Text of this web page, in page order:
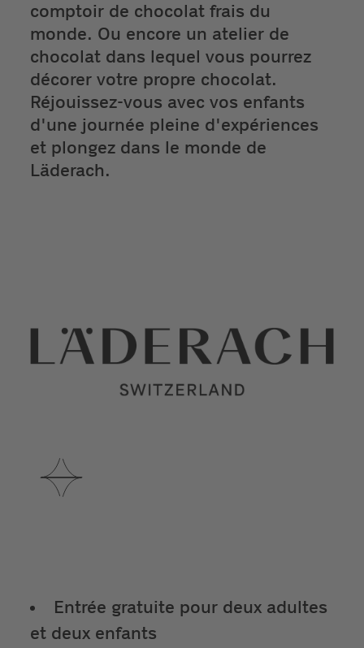
comptoir de chocolat frais du
monde. Ou encore un atelier de
chocolat dans lequel vous pourrez
décorer votre propre chocolat.
Réjouissez-vous avec vos enfants
d'une journée pleine d'expériences
et plongez dans le monde de
Läderach.
Entrée gratuite pour deux adultes
et deux enfants